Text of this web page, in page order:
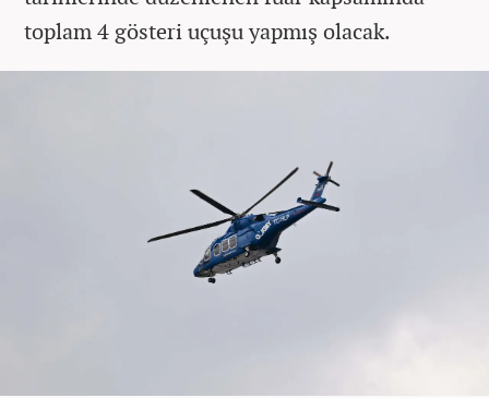
toplam 4 gösteri uçuşu yapmış olacak.